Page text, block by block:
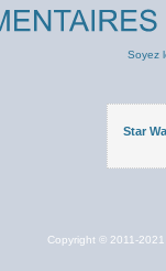
Soyez
Star
Copyright © 2011-